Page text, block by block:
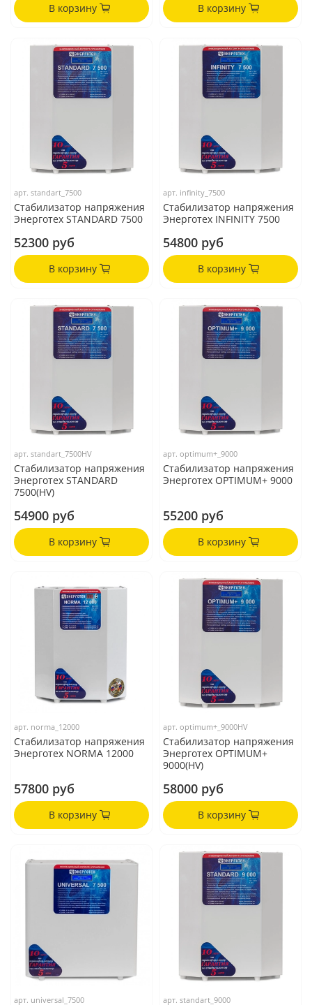
В корзину В корзину
арт.standart_7500
Стабилизатор напряжения
Энерготех STANDARD 7500
52300 руб
В корзину
арт. infinity_7500
Стабилизатор напряжения
Энерготех INFINITY 7500
54800 руб
В корзину
арт.standart_7500HV
Стабилизатор напряжения
Энерготех STANDARD
7500(HV)
54900 руб
В корзину
арт.optimum+_9000
Стабилизатор напряжения
Энерготех OPTIMUM+ 9000
55200 руб
В корзину
арт. norma_12000
Стабилизатор напряжения
Энерготех NORMA 12000
57800 руб
В корзину
арт.optimum+_9000HV
Стабилизатор напряжения
Энерготех OPTIMUM+
9000(HV)
58000 руб
В корзину
арт. universal_7500 арт.standart_9000